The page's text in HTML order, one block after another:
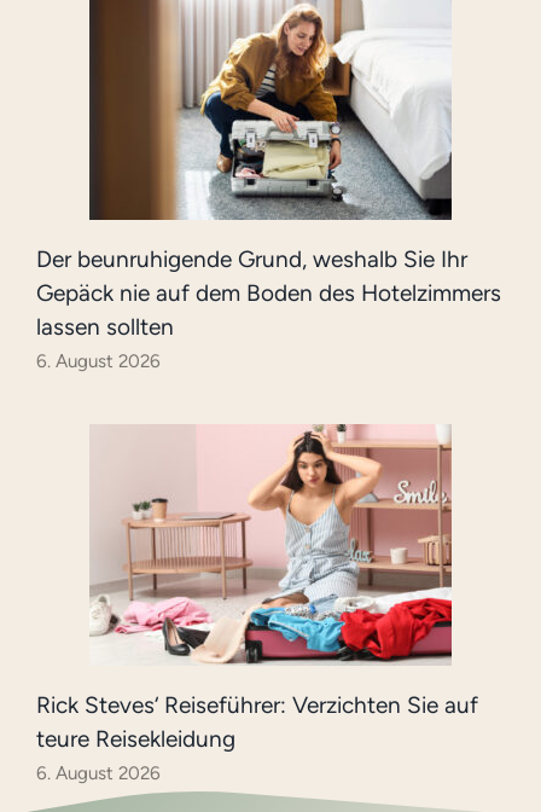
Der beunruhigende Grund, weshalb Sie Ihr
Gepäck nie auf dem Boden des Hotelzimmers
lassen sollten
6. August 2026
Rick Steves‘ Reiseführer: Verzichten Sie auf
teure Reisekleidung
6. August 2026